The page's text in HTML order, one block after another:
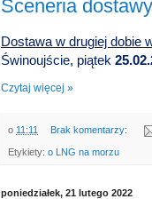
Sceneria
Dostawa w drugiej dobie
Świnoujście, piątek
Czytaj więcej »
o 11:11 Brak komentarzy:
Etykiety: o LNG na morzu
poniedziałek, 21 lutego 2022